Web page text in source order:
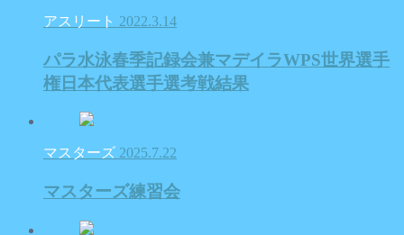
アスリート 2022.3.14
パラ水泳春季記録会兼マデイラWPS世界選手
権日本代表選手選考戦結果
マスターズ 2025.7.22
マスターズ練習会